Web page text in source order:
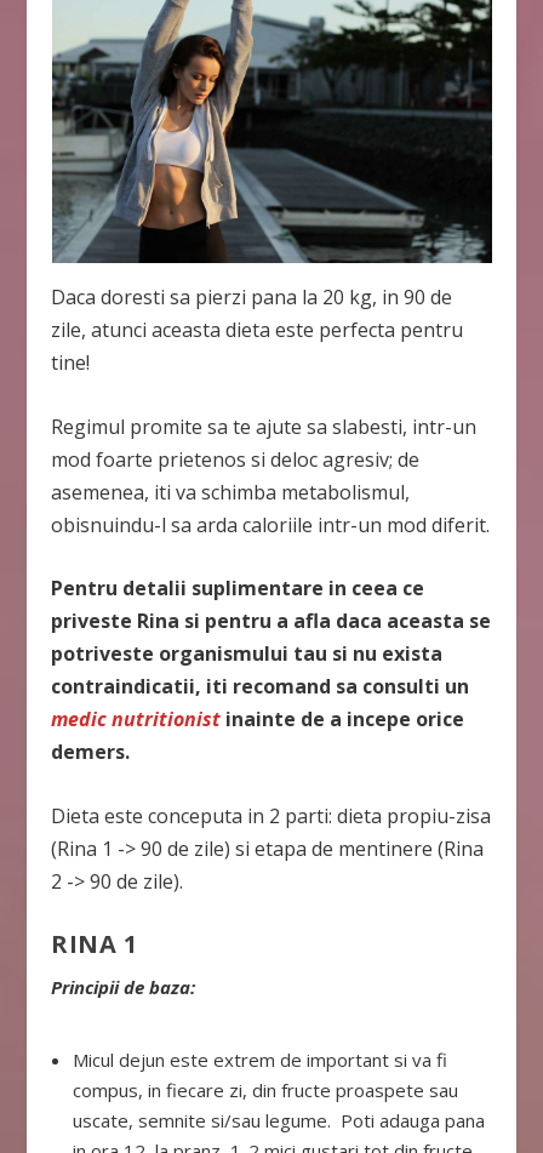
Daca doresti sa pierzi pana la 20 kg, in 90 de
zile, atunci aceasta dieta este perfecta pentru
tine!
Regimul promite sa te ajute sa slabesti, intr-un
mod foarte prietenos si deloc agresiv; de
asemenea, iti va schimba metabolismul,
obisnuindu-l sa arda caloriile intr-un mod diferit.
Pentru detalii suplimentare in ceea ce
priveste Rina si pentru a afla daca aceasta se
potriveste organismului tau si nu exista
contraindicatii, iti recomand sa consulti un
medic nutritionist inainte de a incepe orice
demers.
Dieta este conceputa in 2 parti: dieta propiu-zisa
(Rina 1 -> 90 de zile) si etapa de mentinere (Rina
2 -> 90 de zile).
RINA 1
Principii de baza:
Micul dejun este extrem de important si va fi
compus, in fiecare zi, din fructe proaspete sau
uscate, semnite si/sau legume. Poti adauga pana